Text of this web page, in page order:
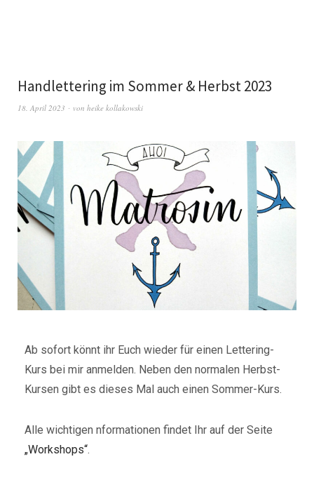
Handlettering im Sommer & Herbst 2023
18. April 2023 von heike kollakowski
Ab sofort könnt ihr Euch wieder für einen Lettering-
Kurs bei mir anmelden. Neben den normalen Herbst-
Kursen gibt es dieses Mal auch einen Sommer-Kurs.
Alle wichtigen nformationen findet Ihr auf der Seite
„Workshops“.